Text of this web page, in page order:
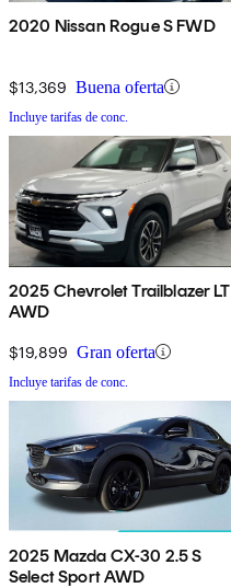
2020 Nissan Rogue S FWD
$13,369 Buena oferta
Incluye tarifas de conc.
2025 Chevrolet Trailblazer LT
AWD
$19,899 Gran oferta
Incluye tarifas de conc.
2025 Mazda CX-30 2.5 S
Select Sport AWD